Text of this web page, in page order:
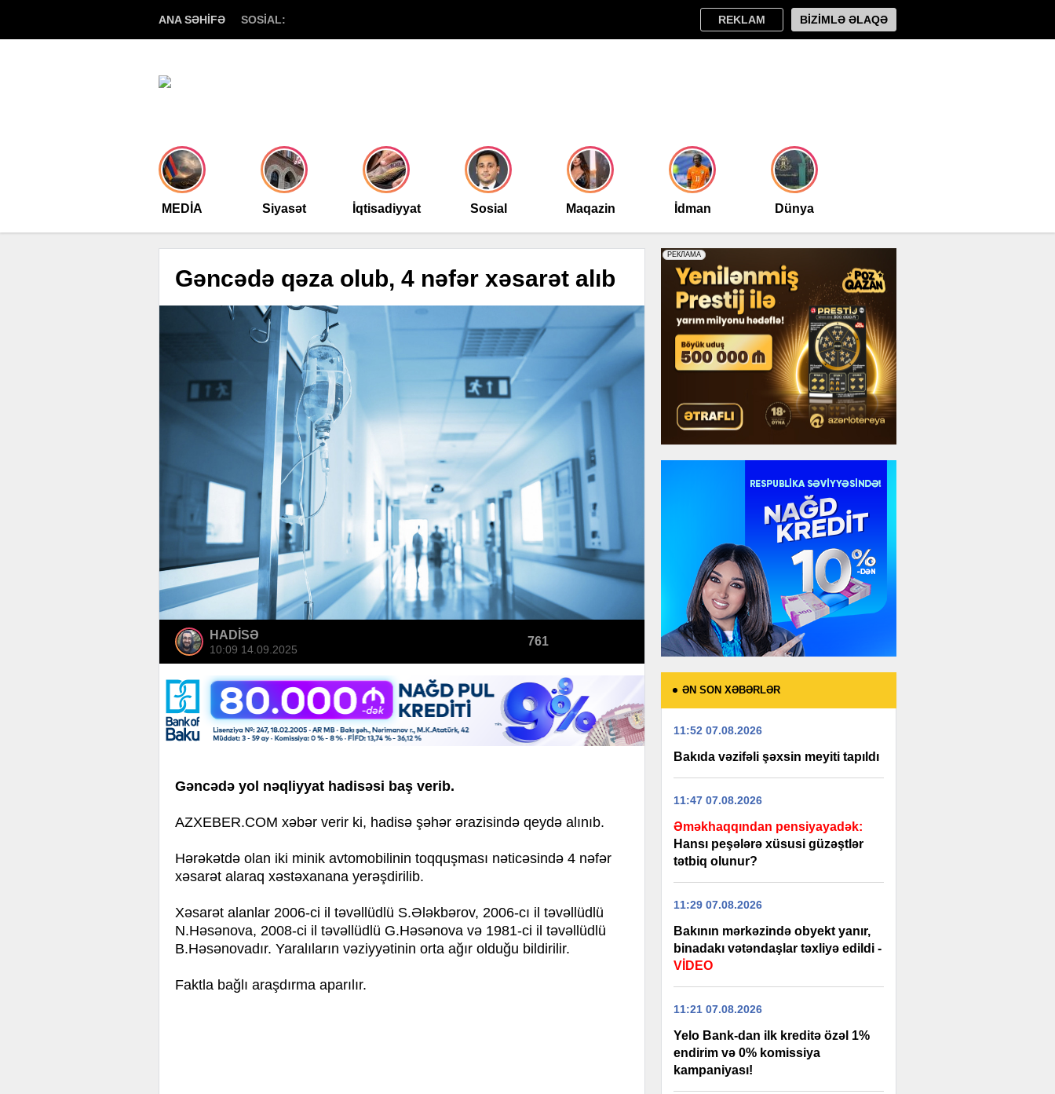
ANA SƏHİFƏ SOSİAL: REKLAM BİZİMLƏ ƏLAQƏ
MEDİA Siyasət İqtisadiyyat Sosial Maqazin İdman Dünya
Gəncədə qəza olub, 4 nəfər xəsarət alıb
HADİSƏ
10:09 14.09.2025
761
Gəncədə yol nəqliyyat hadisəsi baş verib.
AZXEBER.COM xəbər verir ki, hadisə şəhər ərazisində qeydə alınıb.
Hərəkətdə olan iki minik avtomobilinin toqquşması nəticəsində 4 nəfər
xəsarət alaraq xəstəxanana yerəşdirilib.
Xəsarət alanlar 2006-ci il təvəllüdlü S.Ələkbərov, 2006-cı il təvəllüdlü
N.Həsənova, 2008-ci il təvəllüdlü G.Həsənova və 1981-ci il təvəllüdlü
B.Həsənovadır. Yaralıların vəziyyətinin orta ağır olduğu bildirilir.
Faktla bağlı araşdırma aparılır.
ƏN SON XƏBƏRLƏR
11:52 07.08.2026
Bakıda vəzifəli şəxsin meyiti tapıldı
11:47 07.08.2026
Əməkhaqqından pensiyayadək:
Hansı peşələrə xüsusi güzəştlər
tətbiq olunur?
11:29 07.08.2026
Bakının mərkəzində obyekt yanır,
binadakı vətəndaşlar təxliyə edildi -
VİDEO
11:21 07.08.2026
Yelo Bank-dan ilk kreditə özəl 1%
endirim və 0% komissiya
kampaniyası!